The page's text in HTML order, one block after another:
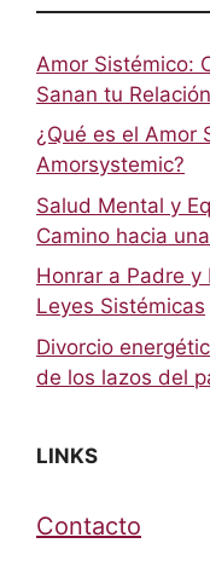
Amor Sistémico:
Sanan tu Relación
¿Qué es el Amor
Amorsystemic?
Salud Mental y
Camino hacia
Honrar a Padre
Leyes Sistémicas
Divorcio
de los lazos del
LINKS
Contacto